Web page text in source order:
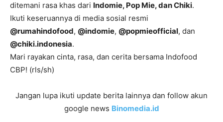
ditemani rasa khas dari Indomie, Pop Mie, dan Chiki.
Ikuti keseruannya di media sosial resmi
@rumahindofood, @indomie, @popmieofficial, dan
@chiki.indonesia.
Mari rayakan cinta, rasa, dan cerita bersama Indofood
CBP! (rls/sh)
Jangan lupa ikuti update berita lainnya dan follow akun
google news Binomedia.id